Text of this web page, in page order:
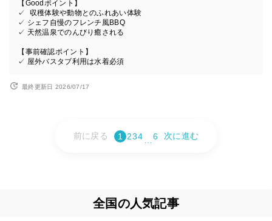
【Goodポイント】
✓ 収穫体験や動物とのふれあい体験
✓ シェフ自慢のフレンチ風BBQ
✓ 天然温泉でのんびり癒される
【事前確認ポイント】
✓ 屋外バスタブ利用は水着必須
最終更新日 2026/07/17
前に戻る 1 234 6 次に進む
全国の人気記事